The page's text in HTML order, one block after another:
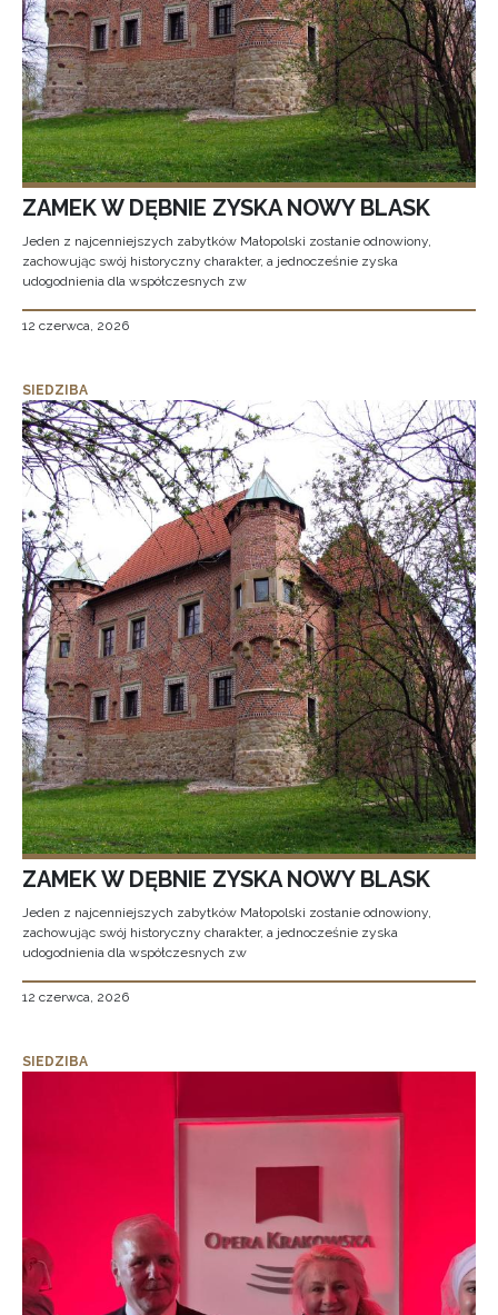
ZAMEK W DĘBNIE ZYSKA NOWY BLASK
Jeden z najcenniejszych zabytków Małopolski zostanie odnowiony,
zachowując swój historyczny charakter, a jednocześnie zyska
udogodnienia dla współczesnych zw
12 czerwca, 2026
SIEDZIBA
ZAMEK W DĘBNIE ZYSKA NOWY BLASK
Jeden z najcenniejszych zabytków Małopolski zostanie odnowiony,
zachowując swój historyczny charakter, a jednocześnie zyska
udogodnienia dla współczesnych zw
12 czerwca, 2026
SIEDZIBA